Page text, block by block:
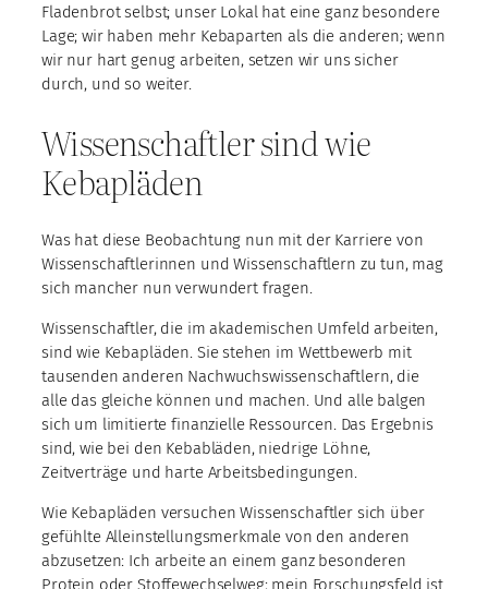
Fladenbrot selbst; unser Lokal hat eine ganz besondere
Lage; wir haben mehr Kebaparten als die anderen; wenn
wir nur hart genug arbeiten, setzen wir uns sicher
durch, und so weiter.
Wissenschaftler sind wie
Kebapläden
Was hat diese Beobachtung nun mit der Karriere von
Wissenschaftlerinnen und Wissenschaftlern zu tun, mag
sich mancher nun verwundert fragen.
Wissenschaftler, die im akademischen Umfeld arbeiten,
sind wie Kebapläden. Sie stehen im Wettbewerb mit
tausenden anderen Nachwuchswissenschaftlern, die
alle das gleiche können und machen. Und alle balgen
sich um limitierte finanzielle Ressourcen. Das Ergebnis
sind, wie bei den Kebabläden, niedrige Löhne,
Zeitverträge und harte Arbeitsbedingungen.
Wie Kebapläden versuchen Wissenschaftler sich über
gefühlte Alleinstellungsmerkmale von den anderen
abzusetzen: Ich arbeite an einem ganz besonderen
Protein oder Stoffewechselweg; mein Forschungsfeld ist